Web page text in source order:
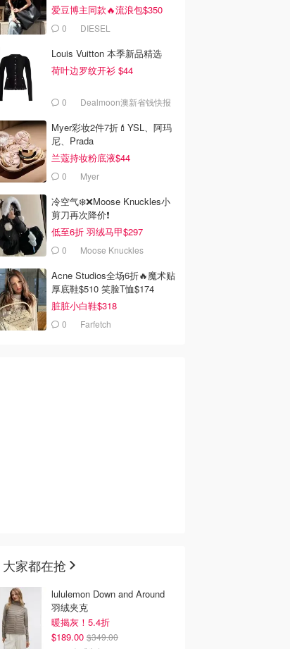
爱豆博主同款🔥流浪包$350
0 DIESEL
Louis Vuitton 本季新品精选
荷叶边罗纹开衫 $44
0 Dealmoon澳新省钱快报
Myer彩妆2件7折💄YSL、阿玛
尼、Prada
兰蔻持妆粉底液$44
0 Myer
冷空气❄️❌️Moose Knuckles小
剪刀再次降价❗️
低至6折 羽绒马甲$297
0 Moose Knuckles
Acne Studios全场6折🔥魔术贴
厚底鞋$510 笑脸T恤$174
脏脏小白鞋$318
0 Farfetch
大家都在抢
lululemon Down and Around
羽绒夹克
暖揭灰！5.4折
$189.00 $349.00